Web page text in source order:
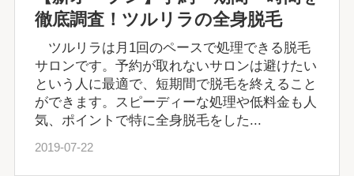
徹底調査！ツルリラの全身脱毛
ツルリラは月1回のペースで処理できる脱毛
サロンです。予約が取れないサロンは避けたい
という人に最適で、短期間で脱毛を終えること
ができます。スピーディーな処理や低料金も人
気、ポイントで特に全身脱毛をした...
2019-07-22